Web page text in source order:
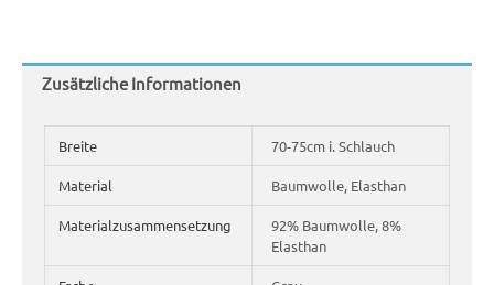
Zusätzliche Informationen
Breite 70-75cm i. Schlauch
Material Baumwolle, Elasthan
Materialzusammensetzung
92% Baumwolle, 8%
Elasthan